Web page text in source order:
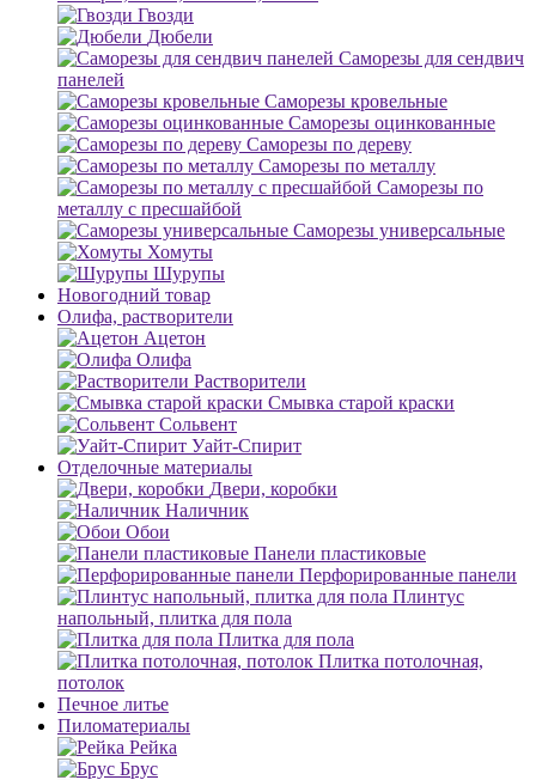
Гвозди
Дюбели
Саморезы для сендвич
панелей
Саморезы кровельные
Саморезы оцинкованные
Саморезы по дереву
Саморезы по металлу
Саморезы по
металлу с пресшайбой
Саморезы универсальные
Хомуты
Шурупы
Новогодний товар
Олифа, растворители
Ацетон
Олифа
Растворители
Смывка старой краски
Сольвент
Уайт-Спирит
Отделочные материалы
Двери, коробки
Наличник
Обои
Панели пластиковые
Перфорированные панели
Плинтус
напольный, плитка для пола
Плитка для пола
Плитка потолочная,
потолок
Печное литье
Пиломатериалы
Рейка
Брус